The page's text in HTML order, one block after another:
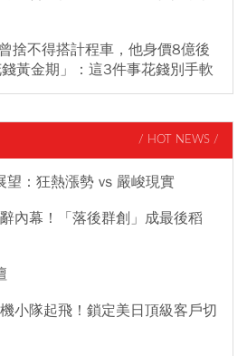
捨不得搭計程車，他身價8億後
黃金期」：這3件事花錢別手軟
/ HOT NEWS /
：狂熱漲勢 vs 嚴峻現實
內幕！「落後群創」成最後稻
小隊起飛！鎖定美日頂級客戶切